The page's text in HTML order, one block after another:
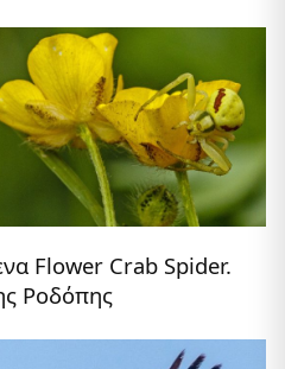
Flower Crab Spider.
Ροδόπης